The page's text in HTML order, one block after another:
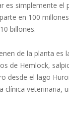
es simplemente el
en 100
billones.
de la planta es
de Hemlock,
el lago
veterinaria,